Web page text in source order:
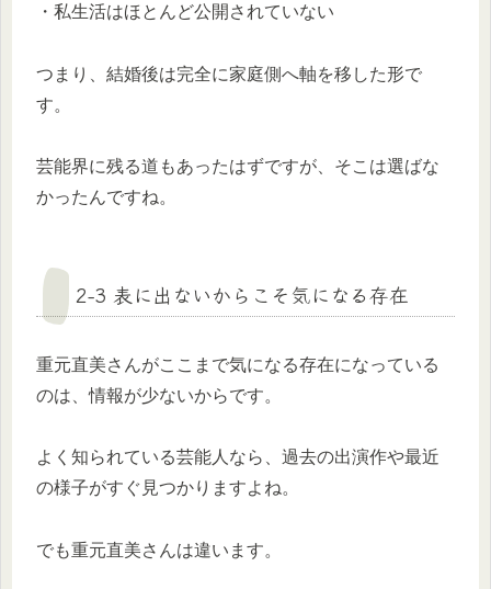
・私生活はほとんど公開されていない
つまり、結婚後は完全に家庭側へ軸を移した形で
す。
芸能界に残る道もあったはずですが、そこは選ばな
かったんですね。
2-3 表に出ないからこそ気になる存在
重元直美さんがここまで気になる存在になっている
のは、情報が少ないからです。
よく知られている芸能人なら、過去の出演作や最近
の様子がすぐ見つかりますよね。
でも重元直美さんは違います。